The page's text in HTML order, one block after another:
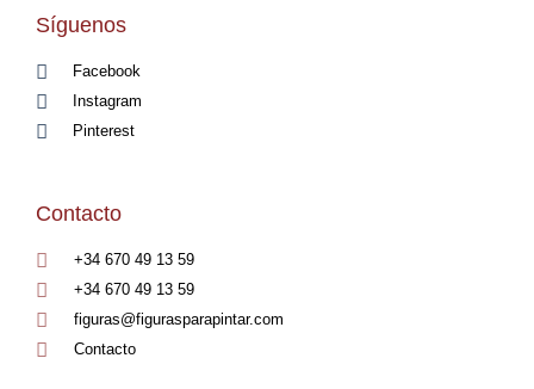
Síguenos
Facebook
Instagram
Pinterest
Contacto
+34 670 49 13 59
+34 670 49 13 59
figuras@figurasparapintar.com
Contacto